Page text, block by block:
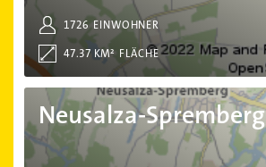
EINWOHNER
1726
FLÄCHE
47.37 KM²
Neusalza-Spremberg
Neusalza-Spremberg